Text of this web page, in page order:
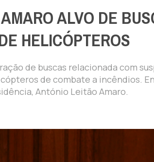
ALVO DE
HELICÓPTEROS
de buscas relacionada com
de combate a incêndios.
António Leitão Amaro.